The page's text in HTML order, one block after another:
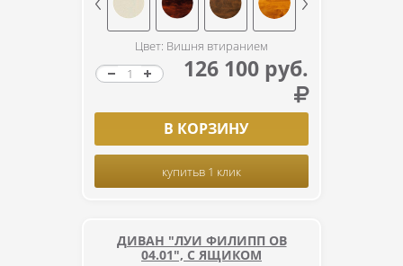
Цвет: Вишня втиранием
126 100 руб.
В КОРЗИНУ
купитьв 1 клик
ДИВАН "ЛУИ ФИЛИПП ОВ
04.01", С ЯЩИКОМ